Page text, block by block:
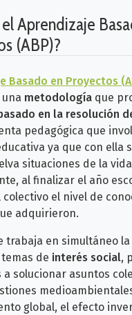
Aprendizaje
(ABP)?
Basado en Proyectos
metodología que
en la resolución
pedagógica que
ya que con ella
situaciones de la
al finalizar el año
el nivel de
adquirieron.
trabaja en simultáneo la
de interés social,
solucionar asuntos
global, el efecto